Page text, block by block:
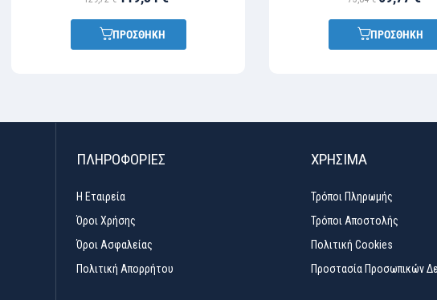
ΠΡΟΣΘΗΚΗ ΠΡΟΣΘΗΚΗ
ΠΛΗΡΟΦΟΡΙΕΣ
Η Εταιρεία
Όροι Χρήσης
Όροι Ασφαλείας
Πολιτική Απορρήτου
ΧΡΉΣΙΜΑ
Τρόποι Πληρωμής
Τρόποι Αποστολής
Πολιτική Cookies
Προστασία Προσωπικών